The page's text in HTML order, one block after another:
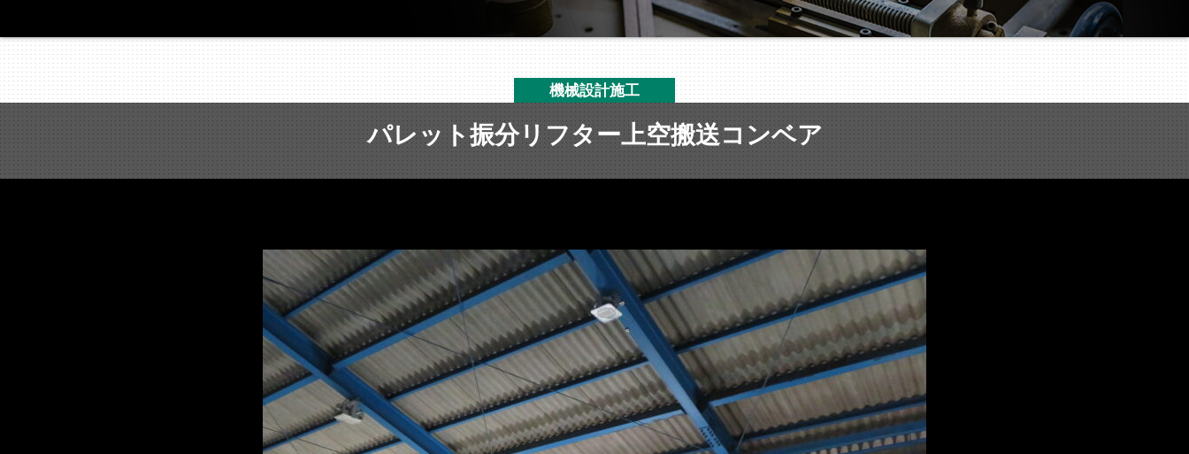
機械設計施工
パレット振分リフター上空搬送コンベア